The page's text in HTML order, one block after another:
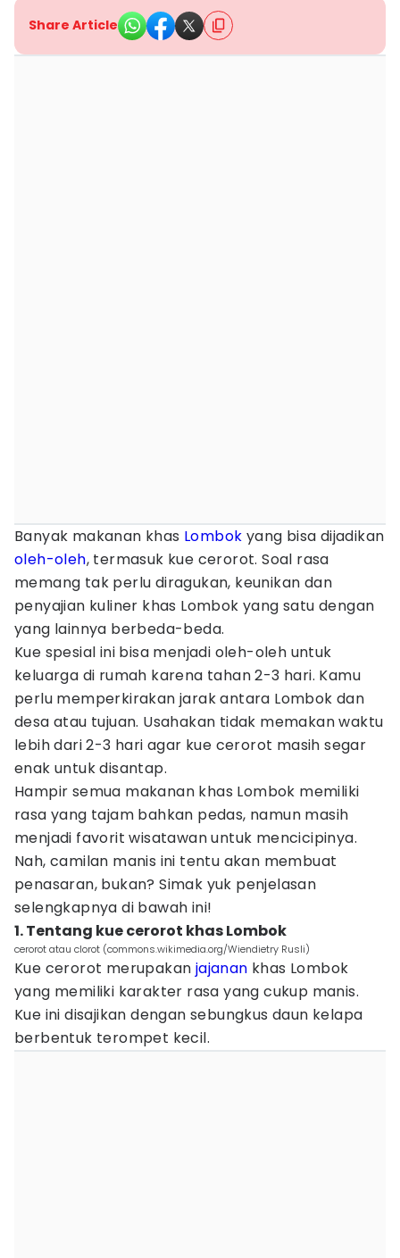
Share Article
Banyak makanan khas Lombok yang bisa dijadikan
oleh-oleh, termasuk kue cerorot. Soal rasa
memang tak perlu diragukan, keunikan dan
penyajian kuliner khas Lombok yang satu dengan
yang lainnya berbeda-beda.
Kue spesial ini bisa menjadi oleh-oleh untuk
keluarga di rumah karena tahan 2-3 hari. Kamu
perlu memperkirakan jarak antara Lombok dan
desa atau tujuan. Usahakan tidak memakan waktu
lebih dari 2-3 hari agar kue cerorot masih segar
enak untuk disantap.
Hampir semua makanan khas Lombok memiliki
rasa yang tajam bahkan pedas, namun masih
menjadi favorit wisatawan untuk mencicipinya.
Nah, camilan manis ini tentu akan membuat
penasaran, bukan? Simak yuk penjelasan
selengkapnya di bawah ini!
1. Tentang kue cerorot khas Lombok
cerorot atau clorot (commons.wikimedia.org/Wiendietry Rusli)
Kue cerorot merupakan jajanan khas Lombok
yang memiliki karakter rasa yang cukup manis.
Kue ini disajikan dengan sebungkus daun kelapa
berbentuk terompet kecil.